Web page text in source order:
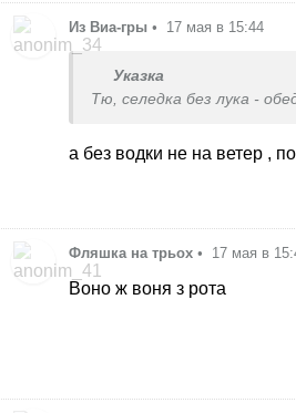
Из Виа-гры • 17 мая в 15:44
Указка
Тю, селедка без лука -
а без водки не на ветер ,
Фляшка на трьох • 17 мая в
Воно ж воня з рота